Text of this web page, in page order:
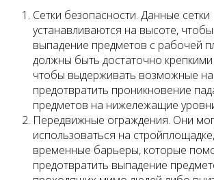
Сетки безопасности. Данные сетки
устанавливаются на высоте,
выпадение предметов с рабочей
должны быть достаточно
чтобы выдерживать возможные
предотвратить проникновение
предметов на нижележащие
Передвижные ограждения. Они
использоваться на
временные барьеры, которые
предотвратить выпадение